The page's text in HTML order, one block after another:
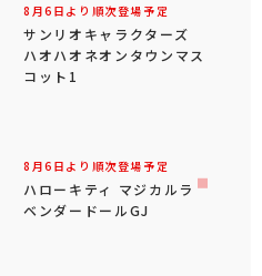
8月6日より順次登場予定
サンリオキャラクターズ
ハオハオネオンタウンマス
コット1
8月6日より順次登場予定
ハローキティ マジカルラ
ベンダードールGJ